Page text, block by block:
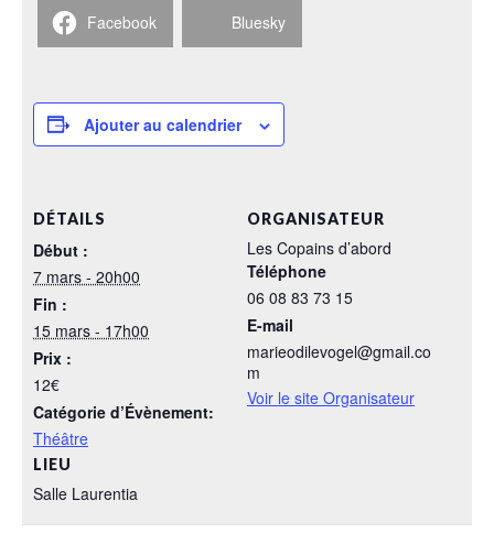
Facebook Bluesky
Ajouter au calendrier
DÉTAILS
Début :
7 mars - 20h00
Fin :
15 mars - 17h00
Prix :
12€
Catégorie d’Évènement:
Théâtre
LIEU
Salle Laurentia
ORGANISATEUR
Les Copains d’abord
Téléphone
06 08 83 73 15
E-mail
marieodilevogel@gmail.co
m
Voir le site Organisateur